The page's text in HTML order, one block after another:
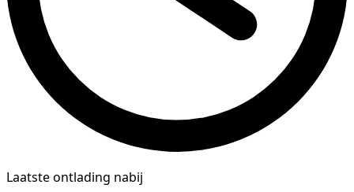
Laatste ontlading nabij